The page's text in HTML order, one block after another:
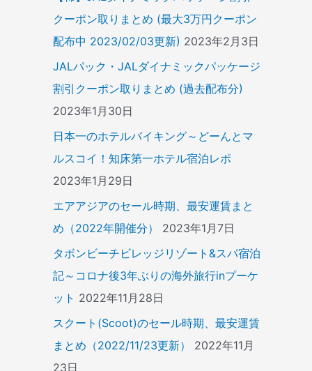
クーポン取りまとめ (最大3万円クーポン
配布中 2023/02/03更新) 2023年2月3日
JALパック・JALダイナミックパッケージ
割引クーポン取りまとめ (過去配布分)
2023年1月30日
日本一のホテルバイキング～どーんとマ
ルスコイ！知床第一ホテル宿泊レポ
2023年1月29日
エアアジアのセール時期、最安運賃まと
め（2022年開催分）
2023年1月7日
タボンビーチビレッジリゾート&スパ宿泊
記～コロナ後3年ぶりの海外旅行inプーケ
ット 2022年11月28日
スクート(Scoot)のセール時期、最安運賃
まとめ（2022/11/23更新）
2022年11月
23日